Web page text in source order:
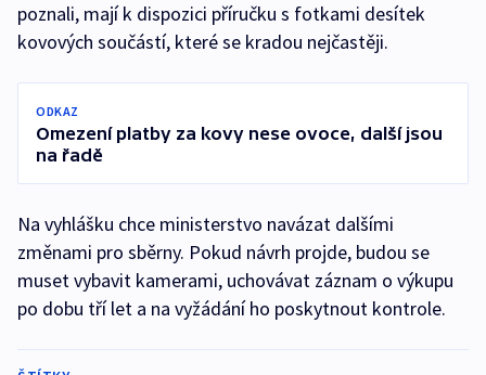
poznali, mají k dispozici příručku s fotkami desítek
kovových součástí, které se kradou nejčastěji.
ODKAZ
Omezení platby za kovy nese ovoce, další jsou
na řadě
Na vyhlášku chce ministerstvo navázat dalšími
změnami pro sběrny. Pokud návrh projde, budou se
muset vybavit kamerami, uchovávat záznam o výkupu
po dobu tří let a na vyžádání ho poskytnout kontrole.